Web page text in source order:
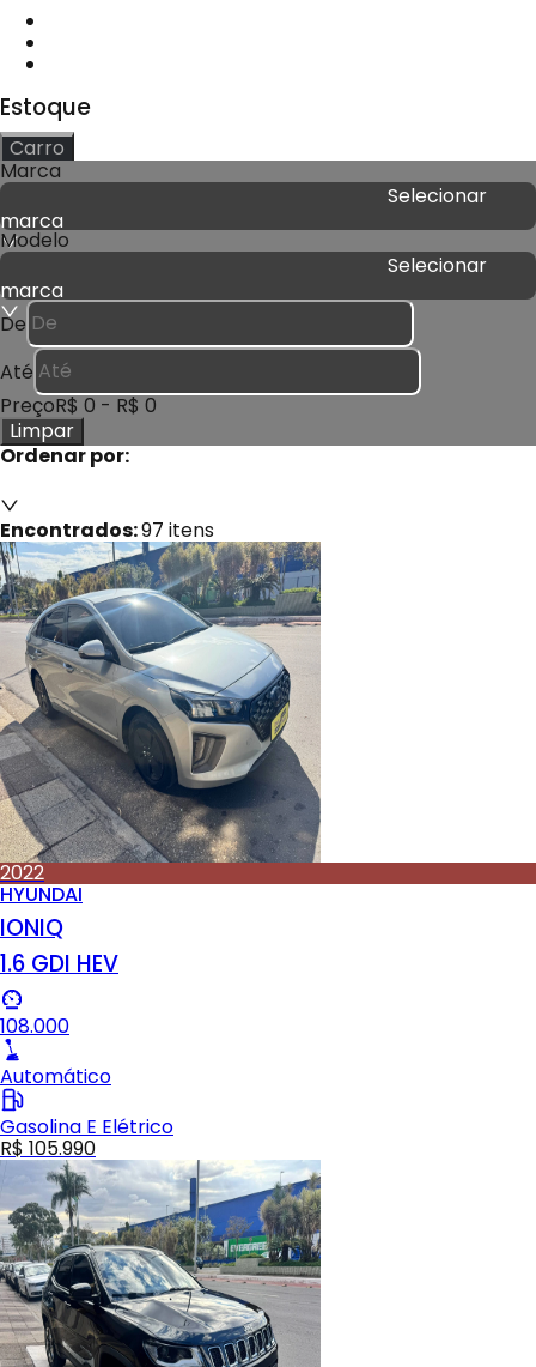
Estoque
Carro
Marca
Selecionar
marca
Modelo
Selecionar
marca
De
Até
PreçoR$ 0 - R$ 0
Limpar
Ordenar por:
Encontrados:97 itens
2022
HYUNDAI
IONIQ
1.6 GDI HEV
108.000
Automático
Gasolina E Elétrico
R$ 105.990